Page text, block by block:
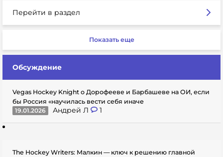
Перейти в раздел
Показать еще
Обсуждение
Vegas Hockey Knight о Дорофееве и Барбашеве на ОИ, если
бы Россия «научилась вести себя иначе
19.01.2026
Андрей Л 1
The Hockey Writers: Малкин — ключ к решению главной